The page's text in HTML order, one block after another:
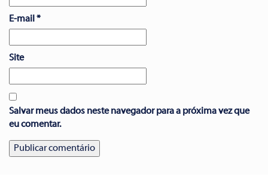
E-mail *
Site
Salvar meus dados neste navegador para a próxima vez que
eu comentar.